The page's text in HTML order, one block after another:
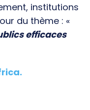
institutions
du thème : «
efficaces
.